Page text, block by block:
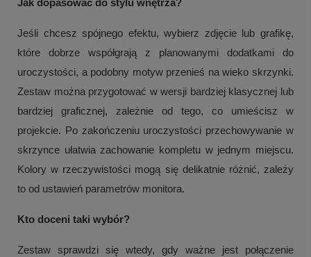
Jak dopasować do stylu wnętrza?
Jeśli chcesz spójnego efektu, wybierz zdjęcie lub grafikę,
które dobrze współgrają z planowanymi dodatkami do
uroczystości, a podobny motyw przenieś na wieko skrzynki.
Zestaw można przygotować w wersji bardziej klasycznej lub
bardziej graficznej, zależnie od tego, co umieścisz w
projekcie. Po zakończeniu uroczystości przechowywanie w
skrzynce ułatwia zachowanie kompletu w jednym miejscu.
Kolory w rzeczywistości mogą się delikatnie różnić, zależy
to od ustawień parametrów monitora.
Kto doceni taki wybór?
Zestaw sprawdzi się wtedy, gdy ważne jest połączenie